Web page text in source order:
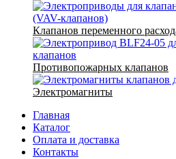
Клапанов переменного
Противопожарных клапанов
Электромагниты
Главная
Каталог
Оплата и доставка
Контакты